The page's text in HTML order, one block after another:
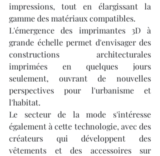
impressions, tout en élargissant la
gamme des matériaux compatibles.
L'émergence des imprimantes 3D à
grande échelle permet d'envisager des
constructions architecturales
imprimées en quelques jours
seulement, ouvrant de nouvelles
perspectives pour l'urbanisme et
l'habitat.
Le secteur de la mode s'intéresse
également à cette technologie, avec des
créateurs qui développent des
vêtements et des accessoires sur